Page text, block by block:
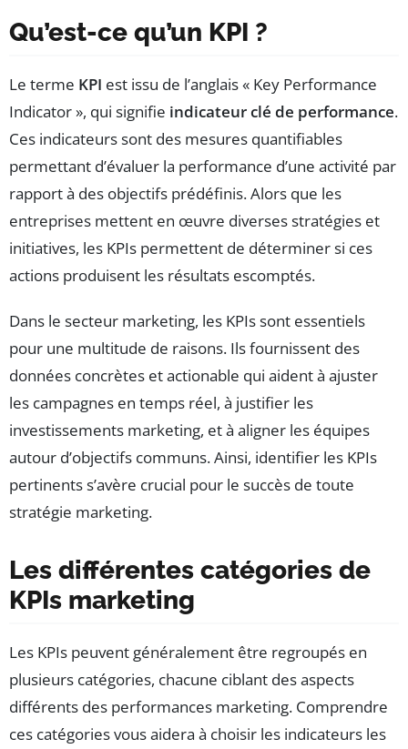
Qu’est-ce qu’un KPI ?
Le terme KPI est issu de l’anglais « Key Performance
Indicator », qui signifie indicateur clé de performance.
Ces indicateurs sont des mesures quantifiables
permettant d’évaluer la performance d’une activité par
rapport à des objectifs prédéfinis. Alors que les
entreprises mettent en œuvre diverses stratégies et
initiatives, les KPIs permettent de déterminer si ces
actions produisent les résultats escomptés.
Dans le secteur marketing, les KPIs sont essentiels
pour une multitude de raisons. Ils fournissent des
données concrètes et actionable qui aident à ajuster
les campagnes en temps réel, à justifier les
investissements marketing, et à aligner les équipes
autour d’objectifs communs. Ainsi, identifier les KPIs
pertinents s’avère crucial pour le succès de toute
stratégie marketing.
Les différentes catégories de
KPIs marketing
Les KPIs peuvent généralement être regroupés en
plusieurs catégories, chacune ciblant des aspects
différents des performances marketing. Comprendre
ces catégories vous aidera à choisir les indicateurs les